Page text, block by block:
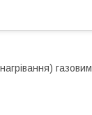
газовим